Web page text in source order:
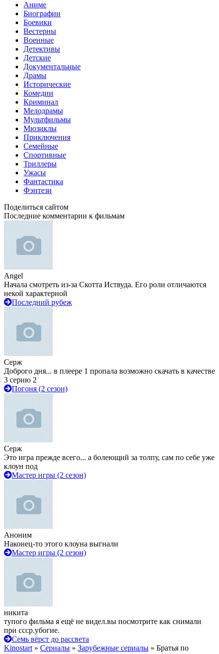
Аниме
Биографии
Боевики
Вестерны
Военные
Детективы
Детские
Документальные
Драмы
Исторические
Комедии
Криминал
Мелодрамы
Мультфильмы
Мюзиклы
Приключения
Семейные
Спортивные
Триллеры
Ужасы
Фантастика
Фэнтези
Поделиться сайтом
Последние комментарии к фильмам
Angel
Начала смотреть из-за Скотта Иствуда. Его роли отличаются
некой характерной
Последний рубеж
Серж
Доброго дня... в плеере 1 пропала возможно скачать в качестве
3 серию 2
Погоня (2 сезон)
Серж
Это игра прежде всего... а болеющий за толпу, сам по себе уже
клоун под
Мастер игры (2 сезон)
Аноним
Наконец-то этого клоуна выгнали
Мастер игры (2 сезон)
никита
тупого фильма я ещё не видел.вы посмотрите как снимали
при ссср.убогие.
Семь вёрст до рассвета
Kinostart » Сериалы » Зарубежные сериалы » Братья по